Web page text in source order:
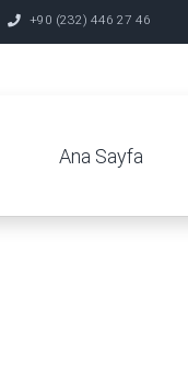
+90 (232) 446 27 46
Ana Sayfa